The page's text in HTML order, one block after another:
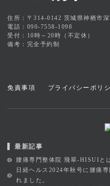
住所：〒314-0142 茨城県神栖市
電話：090-7558-1098
受付：10時～20時（不定休）
備考：完全予約制
免責事項 プライバシーポリ
最新記事
腰痛専門整体院 飛翠-HISUIと
日経ヘルス2024年秋号に腰痛
れました。